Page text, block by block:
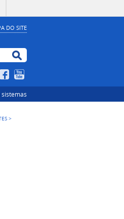
DO SITE
Buscar no portal
Facebook
sistemas
>